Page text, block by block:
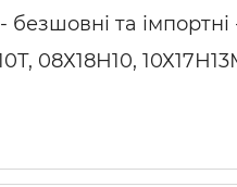
та імпортні
08Х18Н10,